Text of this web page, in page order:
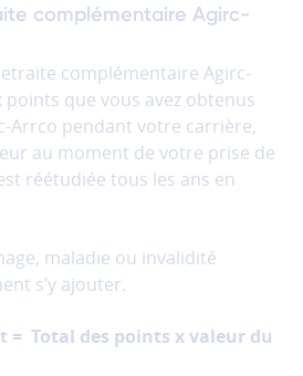
complémentaire Agirc-
complémentaire Agirc-
que vous avez obtenus
Arrco pendant votre carrière,
au moment de votre prise de
réétudiée tous les ans en
maladie ou invalidité
s’y ajouter.
Total des points x valeur du